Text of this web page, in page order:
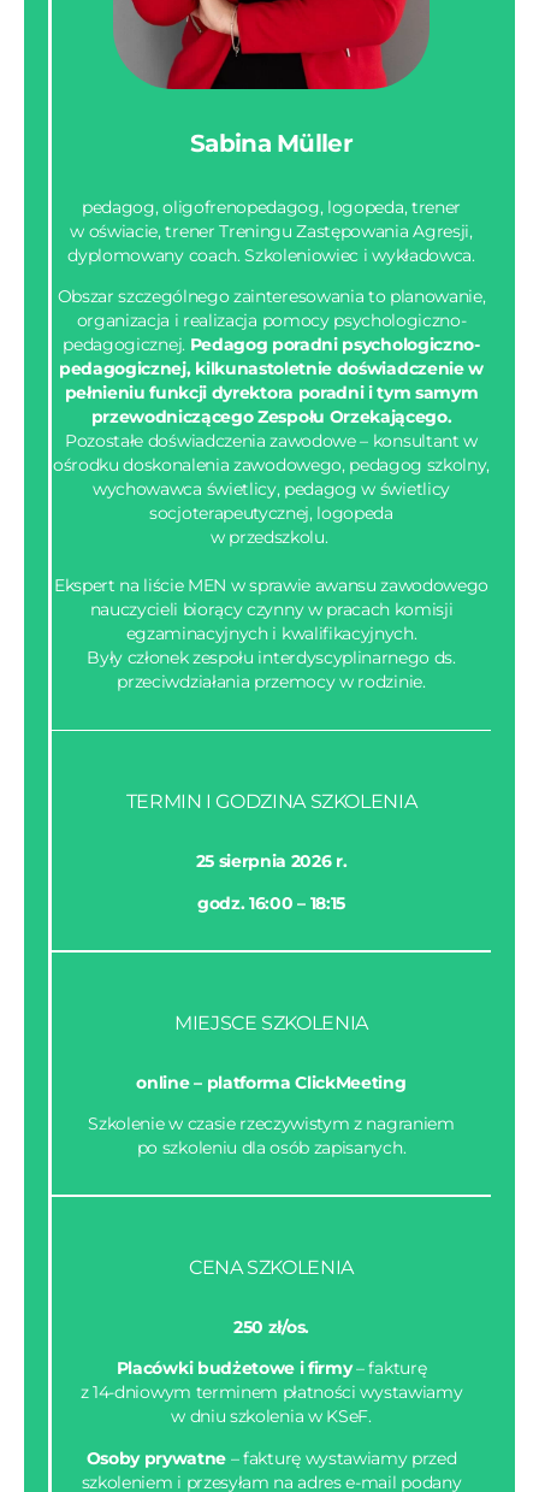
Sabina Müller
pedagog, oligofrenopedagog, logopeda, trener
w oświacie, trener Treningu Zastępowania Agresji,
dyplomowany coach. Szkoleniowiec i wykładowca.
Obszar szczególnego zainteresowania to planowanie,
organizacja i realizacja pomocy psychologiczno-
pedagogicznej. Pedagog poradni psychologiczno-
pedagogicznej, kilkunastoletnie doświadczenie w
pełnieniu funkcji dyrektora poradni i tym samym
przewodniczącego Zespołu Orzekającego.
Pozostałe doświadczenia zawodowe – konsultant w
ośrodku doskonalenia zawodowego, pedagog szkolny,
wychowawca świetlicy, pedagog w świetlicy
socjoterapeutycznej, logopeda
w przedszkolu.
Ekspert na liście MEN w sprawie awansu zawodowego
nauczycieli biorący czynny w pracach komisji
egzaminacyjnych i kwalifikacyjnych.
Były członek zespołu interdyscyplinarnego ds.
przeciwdziałania przemocy w rodzinie.
TERMIN I GODZINA SZKOLENIA
25 sierpnia 2026 r.
godz. 16:00 – 18:15
MIEJSCE SZKOLENIA
online – platforma ClickMeeting
Szkolenie w czasie rzeczywistym z nagraniem
po szkoleniu dla osób zapisanych.
CENA SZKOLENIA
250 zł/os.
Placówki budżetowe i firmy– fakturę
z 14-dniowym terminem płatności wystawiamy
w dniu szkolenia w KSeF.
Osoby prywatne – fakturę wystawiamy przed
szkoleniem i przesyłam na adres e-mail podany